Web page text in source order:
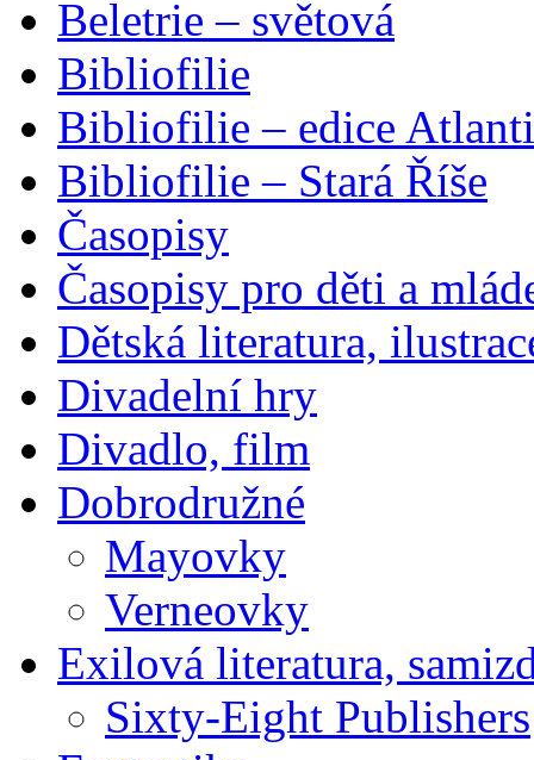
Beletrie – světová
Bibliofilie
Bibliofilie – edice
Bibliofilie – Stará Říše
Časopisy
Časopisy pro děti a
Dětská literatura,
Divadelní hry
Divadlo, film
Dobrodružné
Mayovky
Verneovky
Exilová literatura,
Sixty-Eight Publishers